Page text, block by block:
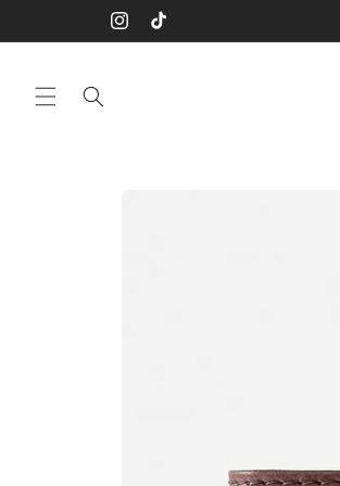
direttamente
ai contenuti
Instagram
TikTok